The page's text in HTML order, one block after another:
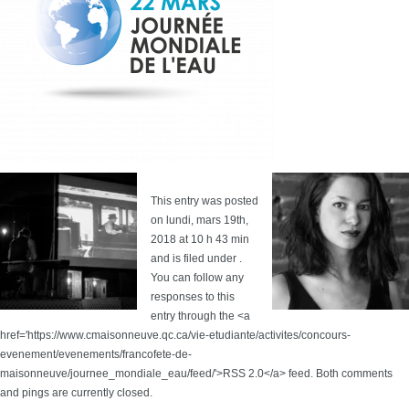
This entry was posted
on lundi, mars 19th,
2018 at 10 h 43 min
and is filed under .
You can follow any
responses to this
entry through the <a
href='https://www.cmaisonneuve.qc.ca/vie-etudiante/activites/concours-
evenement/evenements/francofete-de-
maisonneuve/journee_mondiale_eau/feed/'>RSS 2.0</a> feed. Both comments
and pings are currently closed.